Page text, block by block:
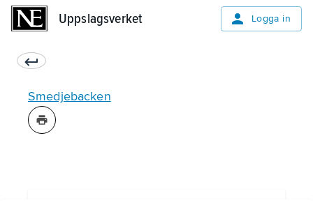
Uppslagsverket Logga in
Smedjebacken